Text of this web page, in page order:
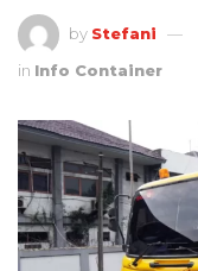
by Stefani
in Info Container